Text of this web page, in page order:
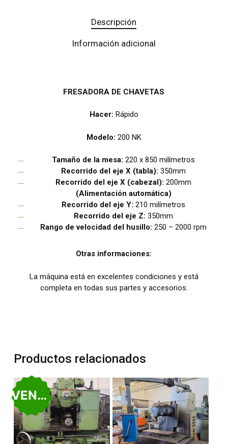
Descripción
Información adicional
FRESADORA DE CHAVETAS
Hacer: Rápido
Modelo: 200 NK
Tamaño de la mesa:220 x 850 milímetros
Recorrido del eje X (tabla): 350mm
Recorrido del eje X (cabezal): 200mm
(Alimentación automática)
Recorrido del eje Y: 210 milímetros
Recorrido del eje Z: 350mm
Rango de velocidad del husillo: 250 – 2000 rpm
Otras informaciones:
La máquina está en excelentes condiciones y está
completa en todas sus partes y accesorios.
Productos relacionados
VENDIDO